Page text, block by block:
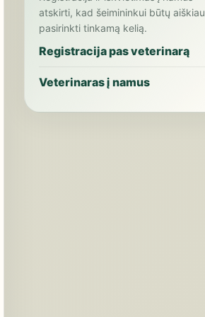
atskirti, kad šeimininkui būtų aiškiau
pasirinkti tinkamą kelią.
Registracija pas veterinarą
Veterinaras į namus